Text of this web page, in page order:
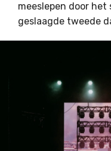
meeslepen door het
geslaagde tweede